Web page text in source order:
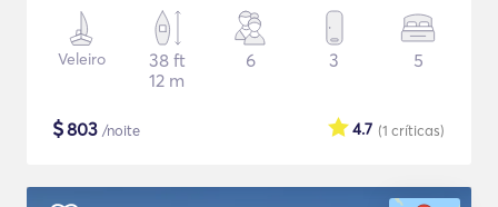
Veleiro
38 ft
12 m
6 3 5
$803 /noite (1 críticas)
4.7